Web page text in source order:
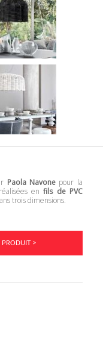
Paola Navonepour la
enfils de PVC
trois dimensions.
PRODUIT >